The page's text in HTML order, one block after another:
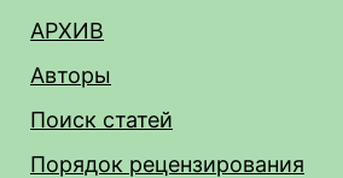
АРХИВ
Авторы
Поиск статей
Порядок рецензирования